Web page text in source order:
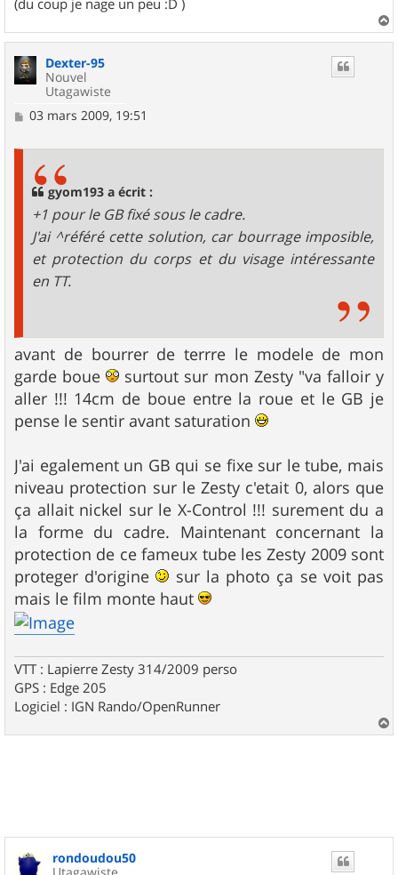
a
Dexter-95
Nouvel
Utagawiste
M
03 mars 2009, 19:51
gyom193 a écrit :
+1 pour le GB fixé sous le cadre.
J'ai ^référé cette solution, car bourrage imposible,
et protection du corps et du visage intéressante
en TT.
avant de bourrer de terrre le modele de mon
garde boue
surtout sur mon Zesty "va falloir y
aller !!! 14cm de boue entre la roue et le GB je
pense le sentir avant saturation
J'ai egalement un GB qui se fixe sur le tube, mais
niveau protection sur le Zesty c'etait 0, alors que
ça allait nickel sur le X-Control !!! surement du a
la forme du cadre. Maintenant concernant la
protection de ce fameux tube les Zesty 2009 sont
proteger d'origine
sur la photo ça se voit pas
mais le film monte haut
VTT : Lapierre Zesty 314/2009 perso
GPS : Edge 205
Logiciel : IGN Rando/OpenRunner
a
rondoudou50